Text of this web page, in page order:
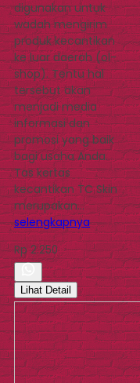
digunakan untuk
wadah mengirim
produk kecantikan
ke luar daerah (ol-
shop). Tentu hal
tersebut akan
menjadi media
informasi dan
promosi yang baik
bagi usaha Anda.
Tas kertas
kecantikan TC Skin
merupakan…
selengkapnya
Rp 2.250
Lihat Detail